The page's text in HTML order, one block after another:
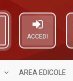
ACCEDI
AREA EDICOLE